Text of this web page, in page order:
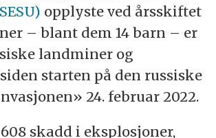
opplyste ved årsskiftet
– blant dem 14 barn – er
landminer og
starten på den russiske
24. februar 2022.
skadd i eksplosjoner,